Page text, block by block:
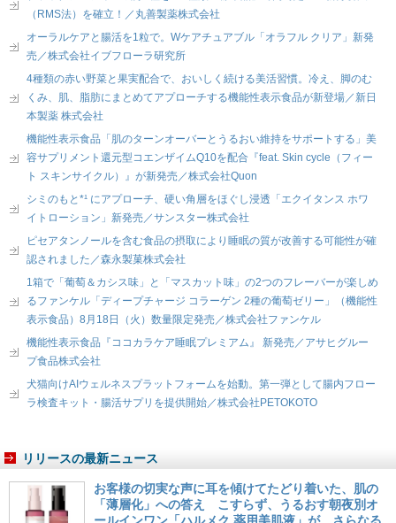
（RMS法）を確立！／丸善製薬株式会社
オーラルケアと腸活を1粒で。Wケアチュアブル「オラフル クリア」新発
売／株式会社イブフローラ研究所
4種類の赤い野菜と果実配合で、おいしく続ける美活習慣。冷え、脚のむ
くみ、肌、脂肪にまとめてアプローチする機能性表示食品が新登場／新日
本製薬 株式会社
機能性表示食品「肌のターンオーバーとうるおい維持をサポートする」美
容サプリメント還元型コエンザイムQ10を配合『feat. Skin cycle（フィー
ト スキンサイクル）』が新発売／株式会社Quon
シミのもと*¹ にアプローチ、硬い角層をほぐし浸透「エクイタンス ホワ
イトローション」新発売／サンスター株式会社
ピセアタンノールを含む食品の摂取により睡眠の質が改善する可能性が確
認されました／森永製菓株式会社
1箱で「葡萄＆カシス味」と「マスカット味」の2つのフレーバーが楽しめ
るファンケル「ディープチャージ コラーゲン 2種の葡萄ゼリー」（機能性
表示食品）8月18日（火）数量限定発売／株式会社ファンケル
機能性表示食品『ココカラケア睡眠プレミアム』 新発売／アサヒグルー
プ食品株式会社
犬猫向けAIウェルネスプラットフォームを始動。第一弾として腸内フロー
ラ検査キット・腸活サプリを提供開始／株式会社PETOKOTO
リリースの最新ニュース
お客様の切実な声に耳を傾けてたどり着いた、肌の
「薄層化」への答え こすらず、うるおす朝夜別オ